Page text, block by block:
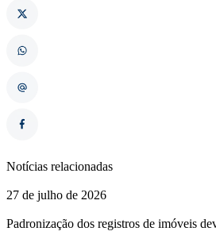
Notícias relacionadas
27 de julho de 2026
Padronização dos registros de imóveis